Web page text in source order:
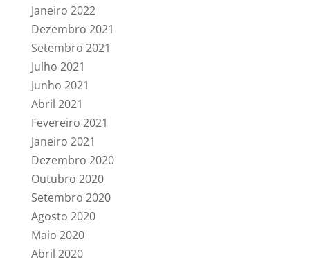
Janeiro 2022
Dezembro 2021
Setembro 2021
Julho 2021
Junho 2021
Abril 2021
Fevereiro 2021
Janeiro 2021
Dezembro 2020
Outubro 2020
Setembro 2020
Agosto 2020
Maio 2020
Abril 2020